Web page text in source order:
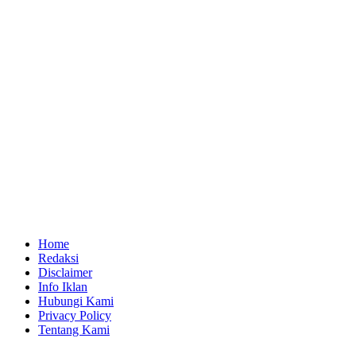
Home
Redaksi
Disclaimer
Info Iklan
Hubungi Kami
Privacy Policy
Tentang Kami